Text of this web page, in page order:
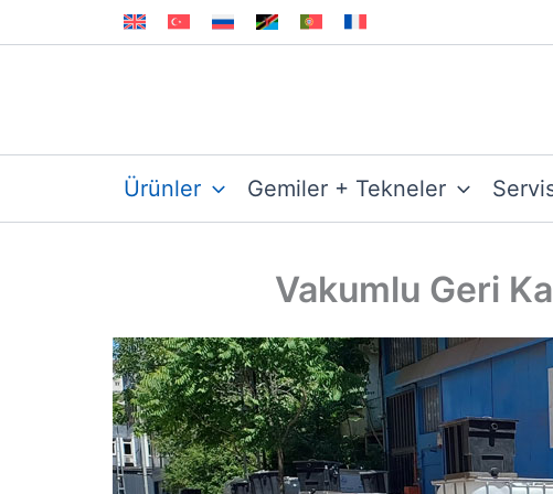
atla
Ürünler Gemiler + Tekneler
Vakumlu Geri